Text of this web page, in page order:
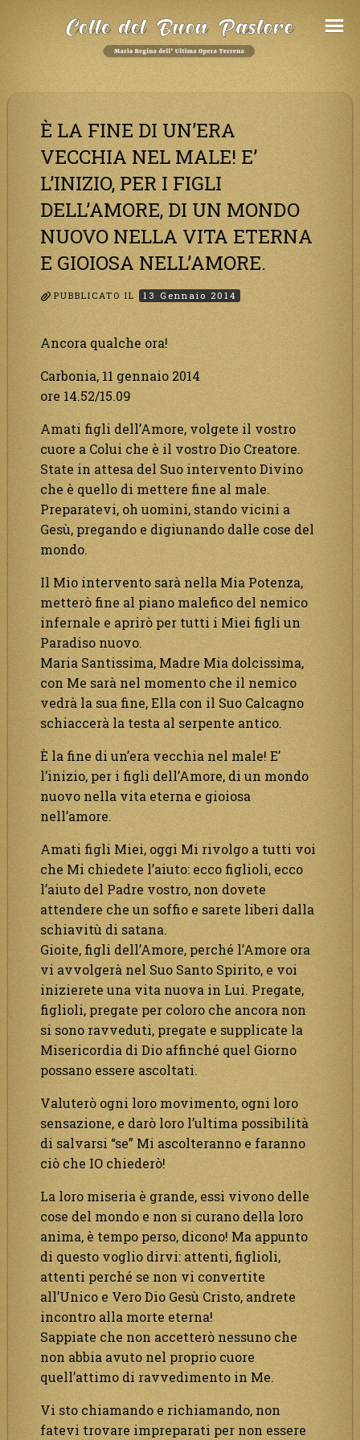
È LA FINE DI UN’ERA
VECCHIA NEL MALE! E’
L’INIZIO, PER I FIGLI
DELL’AMORE, DI UN MONDO
NUOVO NELLA VITA ETERNA
E GIOIOSA NELL’AMORE.
PUBBLICATO IL 13 Gennaio 2014
Ancora qualche ora!
Carbonia, 11 gennaio 2014
ore 14.52/15.09
Amati figli dell’Amore, volgete il vostro
cuore a Colui che è il vostro Dio Creatore.
State in attesa del Suo intervento Divino
che è quello di mettere fine al male.
Preparatevi, oh uomini, stando vicini a
Gesù, pregando e digiunando dalle cose del
mondo.
Il Mio intervento sarà nella Mia Potenza,
metterò fine al piano malefico del nemico
infernale e aprirò per tutti i Miei figli un
Paradiso nuovo.
Maria Santissima, Madre Mia dolcissima,
con Me sarà nel momento che il nemico
vedrà la sua fine, Ella con il Suo Calcagno
schiaccerà la testa al serpente antico.
È la fine di un’era vecchia nel male! E’
l’inizio, per i figli dell’Amore, di un mondo
nuovo nella vita eterna e gioiosa
nell’amore.
Amati figli Miei, oggi Mi rivolgo a tutti voi
che Mi chiedete l’aiuto: ecco figlioli, ecco
l’aiuto del Padre vostro, non dovete
attendere che un soffio e sarete liberi dalla
schiavitù di satana.
Gioite, figli dell’Amore, perché l’Amore ora
vi avvolgerà nel Suo Santo Spirito, e voi
inizierete una vita nuova in Lui. Pregate,
figlioli, pregate per coloro che ancora non
si sono ravveduti, pregate e supplicate la
Misericordia di Dio affinché quel Giorno
possano essere ascoltati.
Valuterò ogni loro movimento, ogni loro
sensazione, e darò loro l’ultima possibilità
di salvarsi “se” Mi ascolteranno e faranno
ciò che IO chiederò!
La loro miseria è grande, essi vivono delle
cose del mondo e non si curano della loro
anima, è tempo perso, dicono! Ma appunto
di questo voglio dirvi: attenti, figlioli,
attenti perché se non vi convertite
all’Unico e Vero Dio Gesù Cristo, andrete
incontro alla morte eterna!
Sappiate che non accetterò nessuno che
non abbia avuto nel proprio cuore
quell’attimo di ravvedimento in Me.
Vi sto chiamando e richiamando, non
fatevi trovare impreparati per non essere